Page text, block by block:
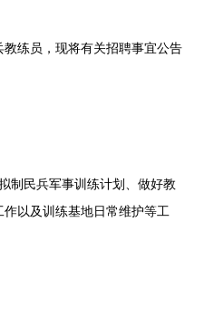
练员，现将有关招聘事宜公告
民兵军事训练计划、做好教
以及训练基地日常维护等工